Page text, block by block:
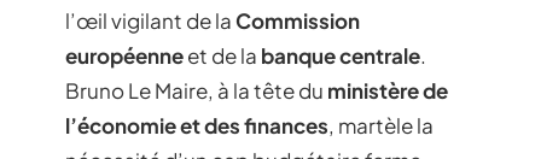
l’œil vigilant de laCommission
européenneet de la banque centrale.
Bruno Le Maire, à la tête du ministère de
l’économie et des finances, martèle la